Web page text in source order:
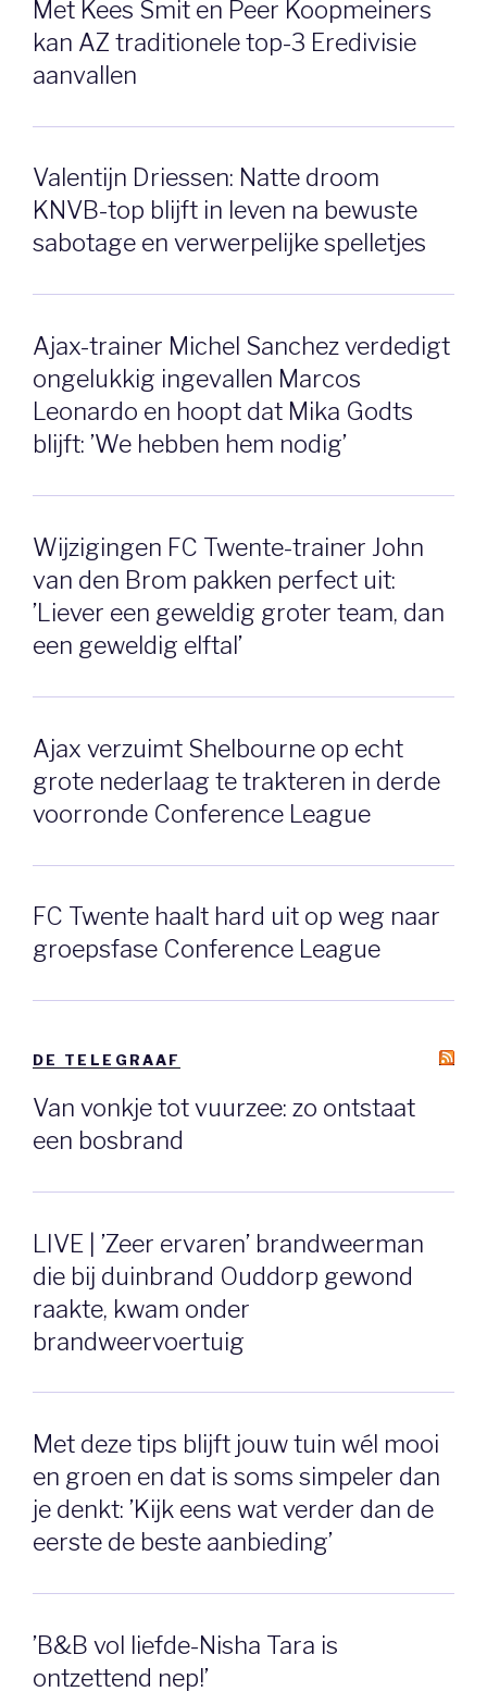
Met Kees Smit en Peer Koopmeiners
kan AZ traditionele top-3 Eredivisie
aanvallen
Valentijn Driessen: Natte droom
KNVB-top blijft in leven na bewuste
sabotage en verwerpelijke spelletjes
Ajax-trainer Michel Sanchez verdedigt
ongelukkig ingevallen Marcos
Leonardo en hoopt dat Mika Godts
blijft: ’We hebben hem nodig’
Wijzigingen FC Twente-trainer John
van den Brom pakken perfect uit:
’Liever een geweldig groter team, dan
een geweldig elftal’
Ajax verzuimt Shelbourne op echt
grote nederlaag te trakteren in derde
voorronde Conference League
FC Twente haalt hard uit op weg naar
groepsfase Conference League
DE TELEGRAAF
Van vonkje tot vuurzee: zo ontstaat
een bosbrand
LIVE | ’Zeer ervaren’ brandweerman
die bij duinbrand Ouddorp gewond
raakte, kwam onder
brandweervoertuig
Met deze tips blijft jouw tuin wél mooi
en groen en dat is soms simpeler dan
je denkt: ’Kijk eens wat verder dan de
eerste de beste aanbieding’
’B&B vol liefde-Nisha Tara is
ontzettend nep!’